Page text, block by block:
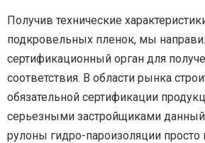
Получив технические
подкровельных пленок, мы
сертификационный орган для
соответствия. В области рынка
обязательной сертификации
серьезными застройщиками данный
рулоны гидро-пароизоляции